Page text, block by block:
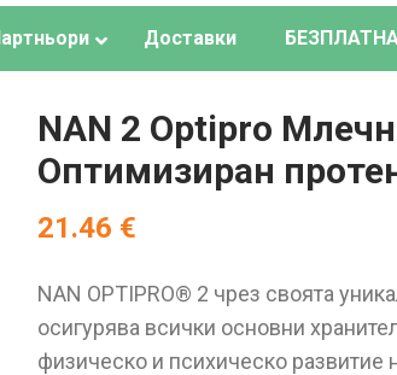
Доставки
NAN 2 Optipro
Оптимизиран
21.46 €
NAN OPTIPRO® 2 чрез своята
осигурява всички основни
физическо и психическо развитие